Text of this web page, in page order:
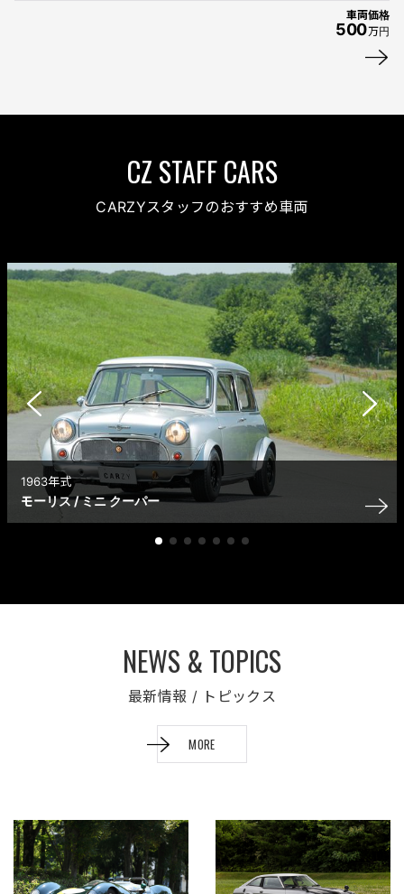
車両価格
500万円
CARZYスタッフのおすすめ車両
1963年式
モーリス / ミニ クーパー
最新情報 / トピックス
MORE